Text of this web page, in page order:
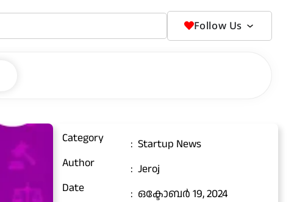
Follow Us
Category : Startup News
Author
: Jeroj
Date
: ഒക്ടോബർ 19, 2024